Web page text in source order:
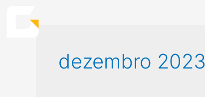
dezembro 2023